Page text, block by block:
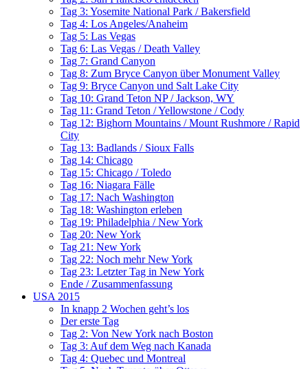
Tag 3: Yosemite National Park / Bakersfield
Tag 4: Los Angeles/Anaheim
Tag 5: Las Vegas
Tag 6: Las Vegas / Death Valley
Tag 7: Grand Canyon
Tag 8: Zum Bryce Canyon über Monument Valley
Tag 9: Bryce Canyon und Salt Lake City
Tag 10: Grand Teton NP / Jackson, WY
Tag 11: Grand Teton / Yellowstone / Cody
Tag 12: Bighorn Mountains / Mount Rushmore / Rapid
City
Tag 13: Badlands / Sioux Falls
Tag 14: Chicago
Tag 15: Chicago / Toledo
Tag 16: Niagara Fälle
Tag 17: Nach Washington
Tag 18: Washington erleben
Tag 19: Philadelphia / New York
Tag 20: New York
Tag 21: New York
Tag 22: Noch mehr New York
Tag 23: Letzter Tag in New York
Ende / Zusammenfassung
USA 2015
In knapp 2 Wochen geht’s los
Der erste Tag
Tag 2: Von New York nach Boston
Tag 3: Auf dem Weg nach Kanada
Tag 4: Quebec und Montreal